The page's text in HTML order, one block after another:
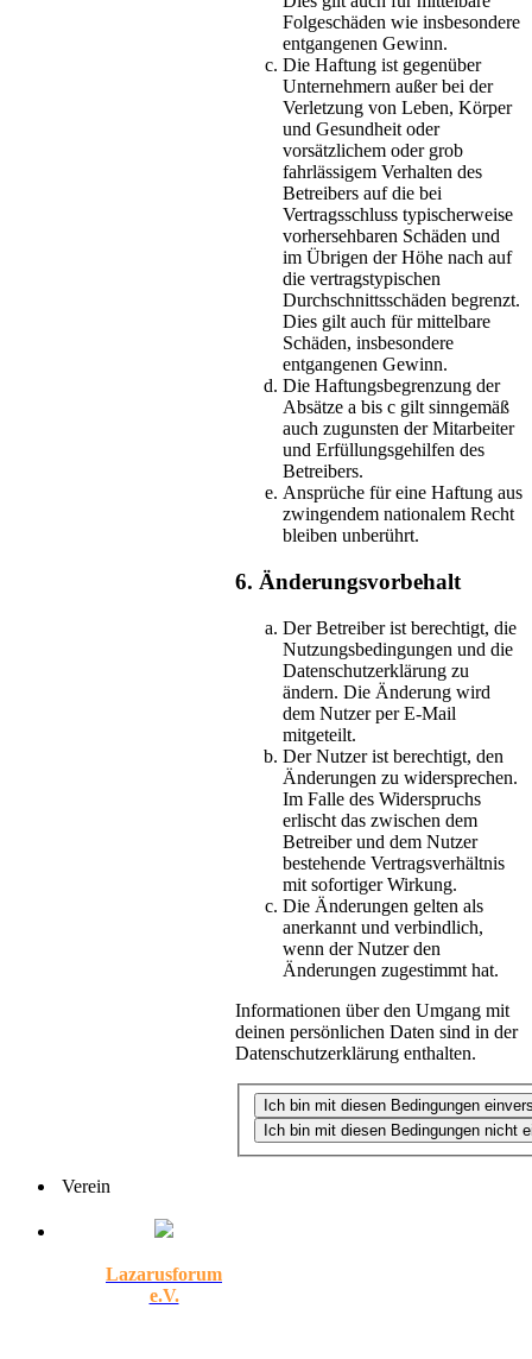
Folgeschäden wie insbesondere
entgangenen Gewinn.
Die Haftung ist gegenüber
Unternehmern außer bei der
Verletzung von Leben, Körper
und Gesundheit oder
vorsätzlichem oder grob
fahrlässigem Verhalten des
Betreibers auf die bei
Vertragsschluss typischerweise
vorhersehbaren Schäden und
im Übrigen der Höhe nach auf
die vertragstypischen
Durchschnittsschäden begrenzt.
Dies gilt auch für mittelbare
Schäden, insbesondere
entgangenen Gewinn.
Die Haftungsbegrenzung der
Absätze a bis c gilt sinngemäß
auch zugunsten der Mitarbeiter
und Erfüllungsgehilfen des
Betreibers.
Ansprüche für eine Haftung aus
zwingendem nationalem Recht
bleiben unberührt.
6. Änderungsvorbehalt
Der Betreiber ist berechtigt, die
Nutzungsbedingungen und die
Datenschutzerklärung zu
ändern. Die Änderung wird
dem Nutzer per E-Mail
mitgeteilt.
Der Nutzer ist berechtigt, den
Änderungen zu widersprechen.
Im Falle des Widerspruchs
erlischt das zwischen dem
Betreiber und dem Nutzer
bestehende Vertragsverhältnis
mit sofortiger Wirkung.
Die Änderungen gelten als
anerkannt und verbindlich,
wenn der Nutzer den
Änderungen zugestimmt hat.
Informationen über den Umgang mit
deinen persönlichen Daten sind in der
Datenschutzerklärung enthalten.
Verein
Lazarusforum
e.V.